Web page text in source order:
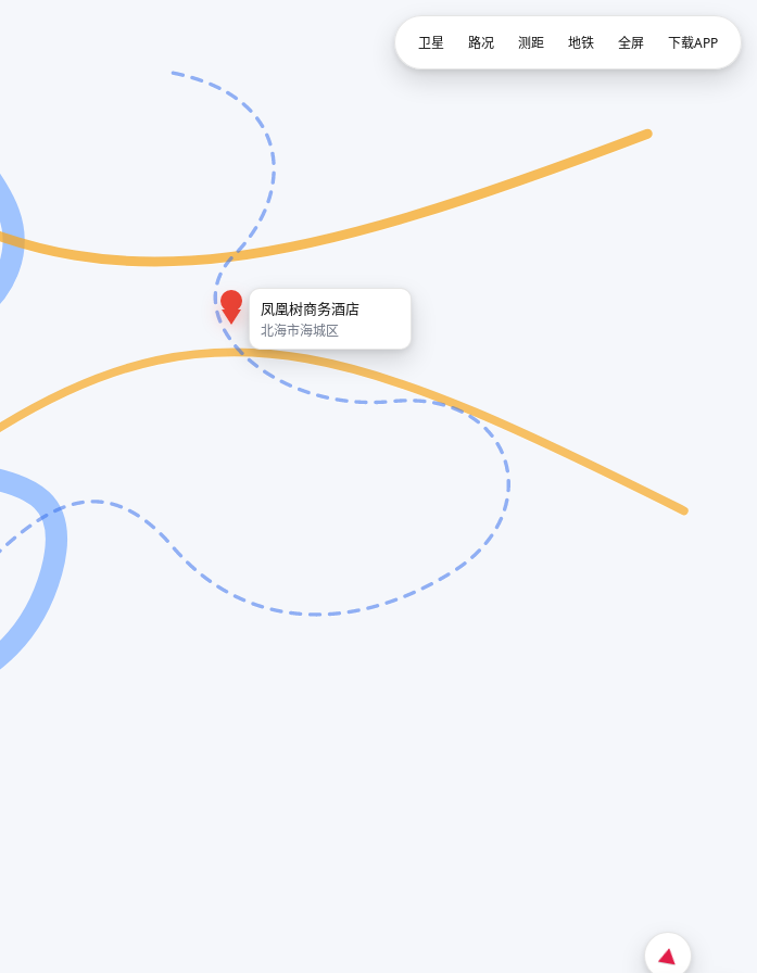
凤凰树商务酒店
北海市海城区
卫星 路况 测距 地铁 全屏 下载APP